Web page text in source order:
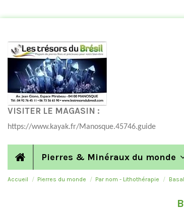
VISITER LE MAGASIN :
https://www.kayak.fr/Manosque.45746.guide
Pierres & Minéraux du monde
Accueil Pierres du monde Par nom - Lithothérapie